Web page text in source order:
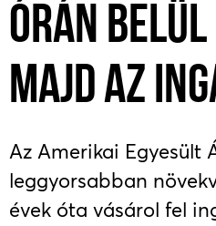
ÓRÁN
MAJD AZ
Az Amerikai Egyesült
leggyorsabban
évek óta vásárol fel